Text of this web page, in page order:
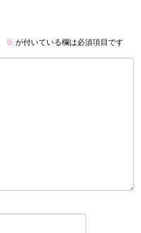
※ が付いている欄は必須項目です